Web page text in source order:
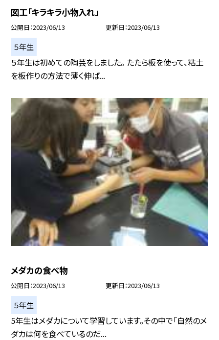
図工「キラキラ小物入れ」
公開日 2023/06/13 更新日 2023/06/13
５年生
５年生は初めての陶芸をしました。 たたら板を使って、粘土
を板作りの方法で薄く伸ば...
メダカの食べ物
公開日 2023/06/13 更新日 2023/06/13
５年生
5年生はメダカについて学習しています。その中で「自然のメ
ダカは何を食べているのだ...